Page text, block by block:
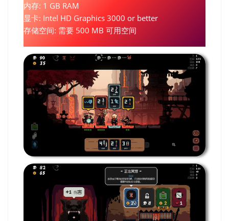
内存: 1 GB RAM
显卡: Intel HD Graphics 3000 or better
存储空间: 需要 500 MB 可用空间